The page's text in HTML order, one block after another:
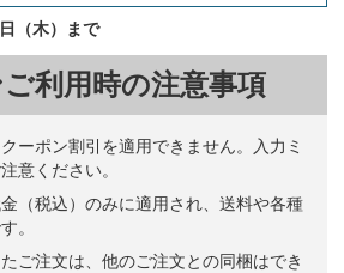
（木）まで
利用時の注意事項
ーポン割引を適用できません。入力ミ
意ください。
（税込）のみに適用され、送料や各種
。
ご注文は、他のご注文との同梱はでき